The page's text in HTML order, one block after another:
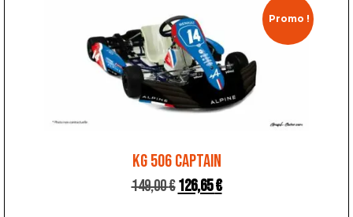
Promo !
KG 506 CAPTAIN
149,00€126,65€